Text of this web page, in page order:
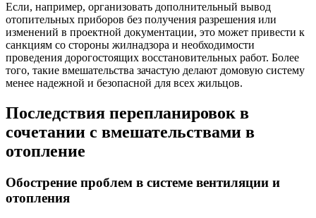
Если, например, организовать дополнительный вывод
отопительных приборов без получения разрешения или
изменений в проектной документации, это может привести к
санкциям со стороны жилнадзора и необходимости
проведения дорогостоящих восстановительных работ. Более
того, такие вмешательства зачастую делают домовую систему
менее надежной и безопасной для всех жильцов.
Последствия перепланировок в
сочетании с вмешательствами в
отопление
Обострение проблем в системе вентиляции и
отопления